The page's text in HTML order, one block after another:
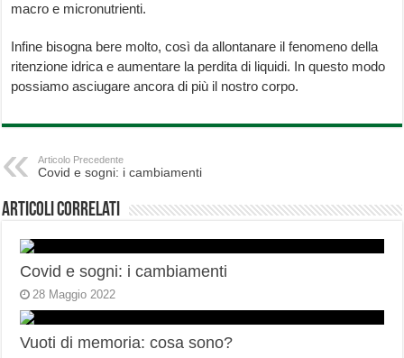
macro e micronutrienti.
Infine bisogna bere molto, così da allontanare il fenomeno della
ritenzione idrica e aumentare la perdita di liquidi. In questo modo
possiamo asciugare ancora di più il nostro corpo.
Articolo Precedente
Covid e sogni: i cambiamenti
Articoli correlati
Covid e sogni: i cambiamenti
28 Maggio 2022
Vuoti di memoria: cosa sono?